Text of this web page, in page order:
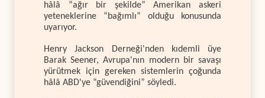
hâlâ “ağır bir şekilde” Amerikan askeri
yeteneklerine “bağımlı” olduğu konusunda
uyarıyor.
Henry Jackson Derneği'nden kıdemli üye
Barak Seener, Avrupa'nın modern bir savaşı
yürütmek için gereken sistemlerin çoğunda
hâlâ ABD'ye “güvendiğini” söyledi.